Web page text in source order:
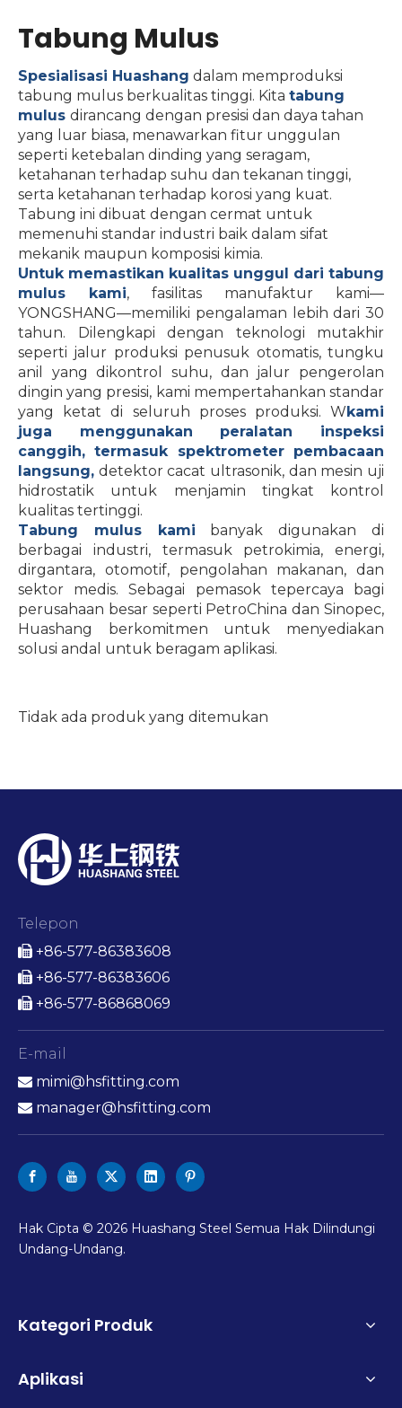
Tabung Mulus
Spesialisasi Huashang dalam memproduksi
tabung mulus berkualitas tinggi. Kita tabung
mulus dirancang dengan presisi dan daya tahan
yang luar biasa, menawarkan fitur unggulan
seperti ketebalan dinding yang seragam,
ketahanan terhadap suhu dan tekanan tinggi,
serta ketahanan terhadap korosi yang kuat.
Tabung ini dibuat dengan cermat untuk
memenuhi standar industri baik dalam sifat
mekanik maupun komposisi kimia.
Untuk memastikan kualitas unggul dari tabung
mulus kami, fasilitas manufaktur kami—
YONGSHANG—memiliki pengalaman lebih dari 30
tahun. Dilengkapi dengan teknologi mutakhir
seperti jalur produksi penusuk otomatis, tungku
anil yang dikontrol suhu, dan jalur pengerolan
dingin yang presisi, kami mempertahankan standar
yang ketat di seluruh proses produksi. Wkami
juga menggunakan peralatan inspeksi
canggih, termasuk spektrometer pembacaan
langsung, detektor cacat ultrasonik, dan mesin uji
hidrostatik untuk menjamin tingkat kontrol
kualitas tertinggi.
Tabung mulus kami banyak digunakan di
berbagai industri, termasuk petrokimia, energi,
dirgantara, otomotif, pengolahan makanan, dan
sektor medis. Sebagai pemasok tepercaya bagi
perusahaan besar seperti PetroChina dan Sinopec,
Huashang berkomitmen untuk menyediakan
solusi andal untuk beragam aplikasi.
Tidak ada produk yang ditemukan
Telepon
 +86-577-86383608
 +86-577-86383606
 +86-577-86868069
E-mail
 mimi@hsfitting.com
 manager@hsfitting.com
Hak Cipta © 2026 Huashang Steel Semua Hak Dilindungi
Undang-Undang.
Kategori Produk
Aplikasi